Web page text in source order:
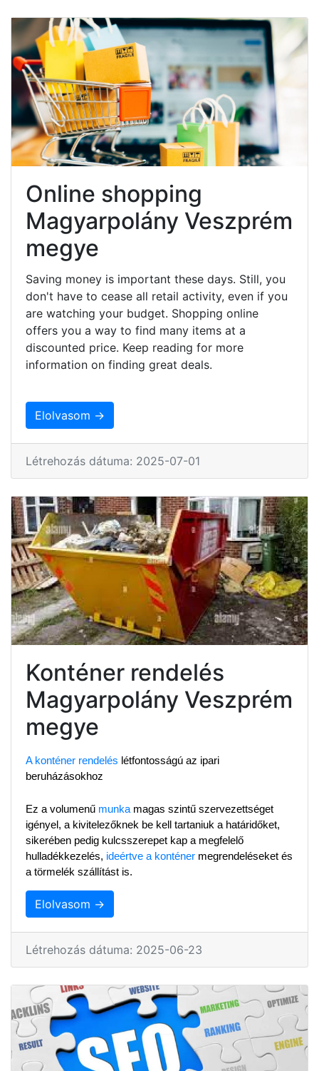
Online shopping
Magyarpolány Veszprém
megye
Saving money is important these days. Still, you
don't have to cease all retail activity, even if you
are watching your budget. Shopping online
offers you a way to find many items at a
discounted price. Keep reading for more
information on finding great deals.
Elolvasom →
Létrehozás dátuma: 2025-07-01
Konténer rendelés
Magyarpolány Veszprém
megye
A konténer rendelés létfontosságú az ipari
beruházásokhoz
Ez a volumenű munka magas szintű szervezettséget
igényel, a kivitelezőknek be kell tartaniuk a határidőket,
sikerében pedig kulcsszerepet kap a megfelelő
hulladékkezelés, ideértve a konténer megrendeléseket és
a törmelék szállítást is.
Elolvasom →
Létrehozás dátuma: 2025-06-23